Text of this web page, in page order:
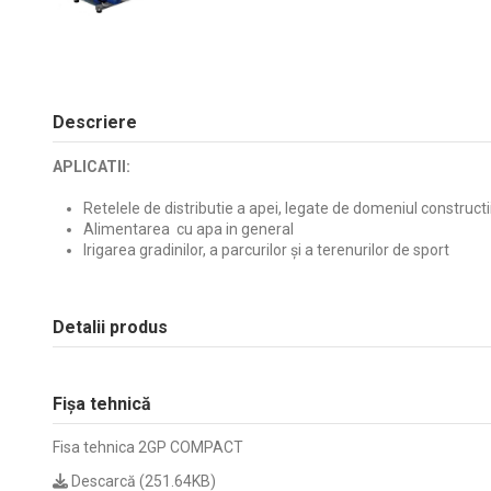
Descriere
APLICATII:
Retelele de distributie a apei, legate de domeniul
Alimentarea cu apa in general
Irigarea gradinilor, a parcurilor și a terenurilor de sport
Detalii produs
Fișa tehnică
Fisa tehnica 2GP COMPACT
Descarcă (251.64KB)